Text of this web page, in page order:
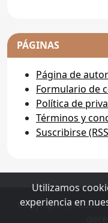
PÁGINAS
Página de
Formulario de
Política de
Términos y
Suscribirse
Copyright (c) 2026
Utilizamos
experiencia en